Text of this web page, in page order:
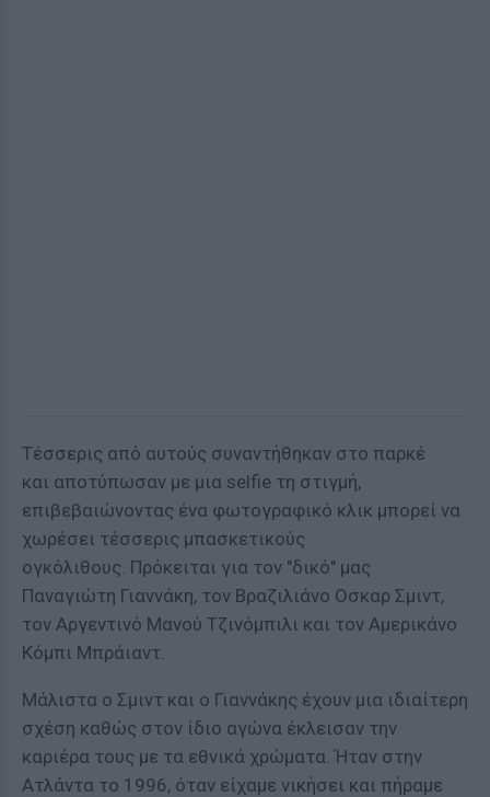
Τέσσερις από αυτούς συναντήθηκαν στο παρκέ
και αποτύπωσαν με μια selfie τη στιγμή,
επιβεβαιώνοντας ένα φωτογραφικό κλικ μπορεί να
χωρέσει τέσσερις μπασκετικούς
ογκόλιθους. Πρόκειται για τον "δικό" μας
Παναγιώτη Γιαννάκη, τον Βραζιλιάνο Οσκαρ Σμιντ,
τον Αργεντινό Μανού Τζινόμπιλι και τον Αμερικάνο
Κόμπι Μπράιαντ.
Μάλιστα ο Σμιντ και ο Γιαννάκης έχουν μια ιδιαίτερη
σχέση καθώς στον ίδιο αγώνα έκλεισαν την
καριέρα τους με τα εθνικά χρώματα. Ήταν στην
Ατλάντα το 1996, όταν είχαμε νικήσει και πήραμε